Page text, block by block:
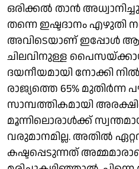
ഒരിക്കല്‍ താന്‍
തന്നെ ഇഷ്ടദാനം എഴുതി
അവിടെയാണ് ഇപ്പോള്‍ ആ
ചിലവിനുള്ള
ദയനീയമായി നോക്കി
രാജ്യത്തെ 65% മുതിര്‍ന്ന
സാമ്പത്തികമായി
മൂന്നിലൊരാള്‍ക്ക്
വരുമാനമില്ല. അതില്‍
കഷ്ടപ്പെടുന്നത്